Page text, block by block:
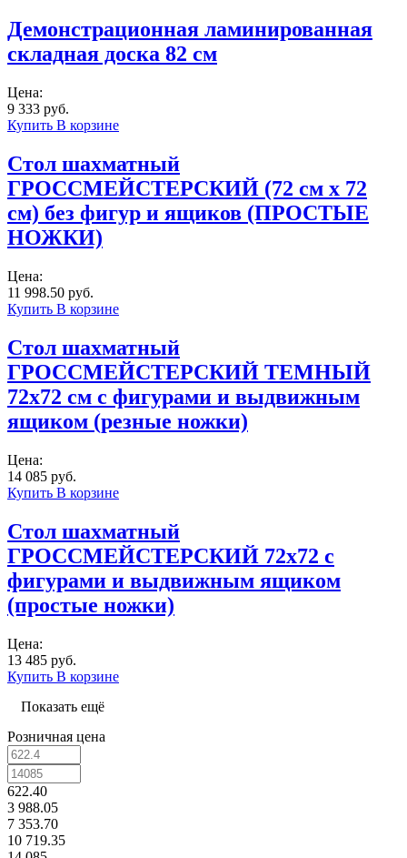
Демонстрационная ламинированная
складная доска 82 см
Цена:
9 333 руб.
Купить В корзине
Стол шахматный
ГРОССМЕЙСТЕРСКИЙ (72 см х 72
см) без фигур и ящиков (ПРОСТЫЕ
НОЖКИ)
Цена:
11 998.50 руб.
Купить В корзине
Стол шахматный
ГРОССМЕЙСТЕРСКИЙ ТЕМНЫЙ
72x72 см с фигурами и выдвижным
ящиком (резные ножки)
Цена:
14 085 руб.
Купить В корзине
Стол шахматный
ГРОССМЕЙСТЕРСКИЙ 72х72 с
фигурами и выдвижным ящиком
(простые ножки)
Цена:
13 485 руб.
Купить В корзине
Показать ещё
Розничная цена
622.40
3 988.05
7 353.70
10 719.35